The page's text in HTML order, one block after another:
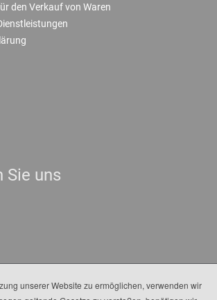
unserer Website zu ermöglichen, verwenden wir
den Verkauf von Waren
Sie uns